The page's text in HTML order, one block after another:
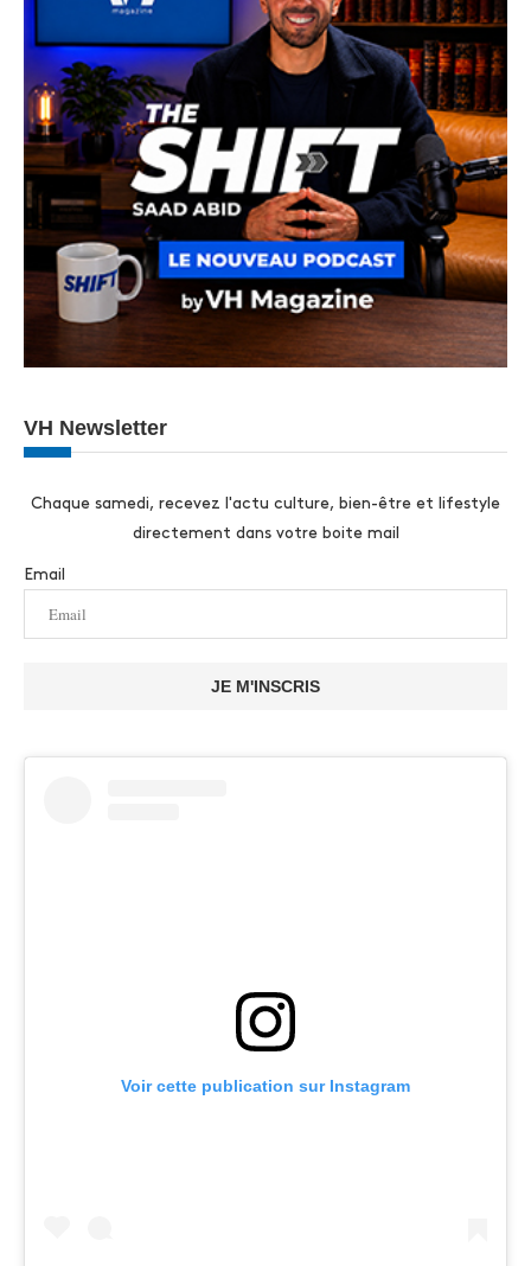
VH Newsletter
Chaque samedi, recevez l'actu culture, bien-être et lifestyle
directement dans votre boite mail
Email
JE M'INSCRIS
Voir cette publication sur Instagram